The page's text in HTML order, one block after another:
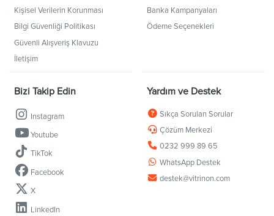
Kişisel Verilerin Korunması
Bilgi Güvenliği Politikası
Güvenli Alışveriş Klavuzu
İletişim
Banka Kampanyaları
Ödeme Seçenekleri
Bizi Takip Edin
Instagram
Youtube
TikTok
Facebook
X
LinkedIn
Yardım ve Destek
Sıkça Sorulan Sorular
Çözüm Merkezi
0232 999 89 65
WhatsApp Destek
destek@vitrinon.com